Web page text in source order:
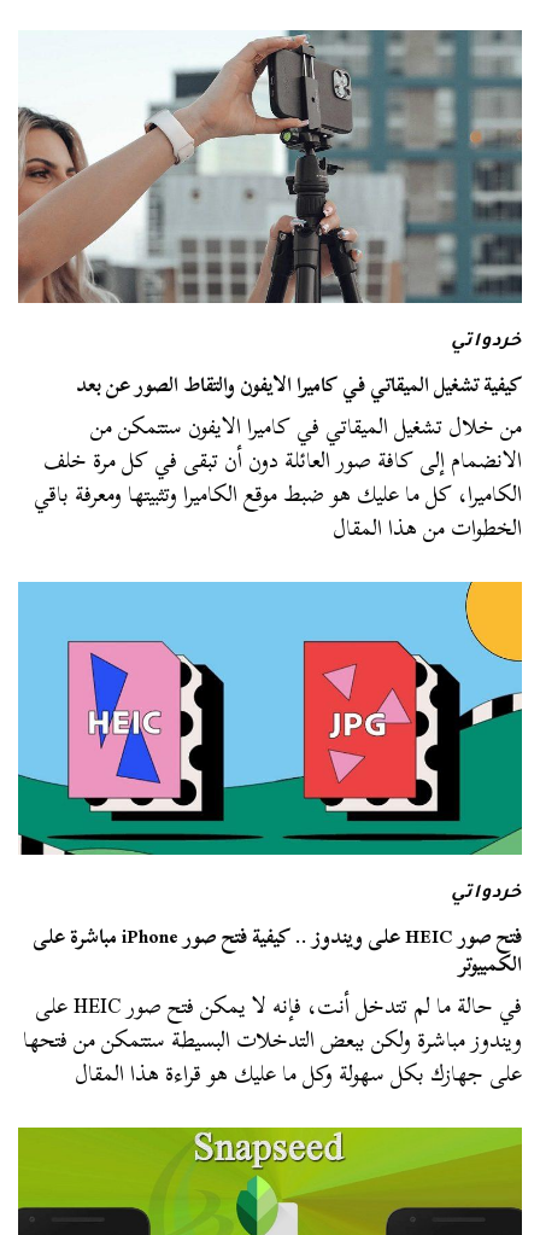
خردواتي
كيفية تشغيل الميقاتي في كاميرا الايفون والتقاط الصور عن بعد
من خلال تشغيل الميقاتي في كاميرا الايفون ستتمكن من
الانضمام إلى كافة صور العائلة دون أن تبقى في كل مرة خلف
الكاميرا، كل ما عليك هو ضبط موقع الكاميرا وتثبيتها ومعرفة باقي
الخطوات من هذا المقال
خردواتي
فتح صور HEIC على ويندوز .. كيفية فتح صور iPhone مباشرة على
الكمبيوتر
في حالة ما لم تتدخل أنت، فإنه لا يمكن فتح صور HEIC على
ويندوز مباشرة ولكن ببعض التدخلات البسيطة ستتمكن من فتحها
على جهازك بكل سهولة وكل ما عليك هو قراءة هذا المقال